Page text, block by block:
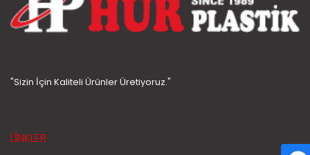
"Sizin İçin Kaliteli Ürünler Üretiyoruz."
LİNKLER